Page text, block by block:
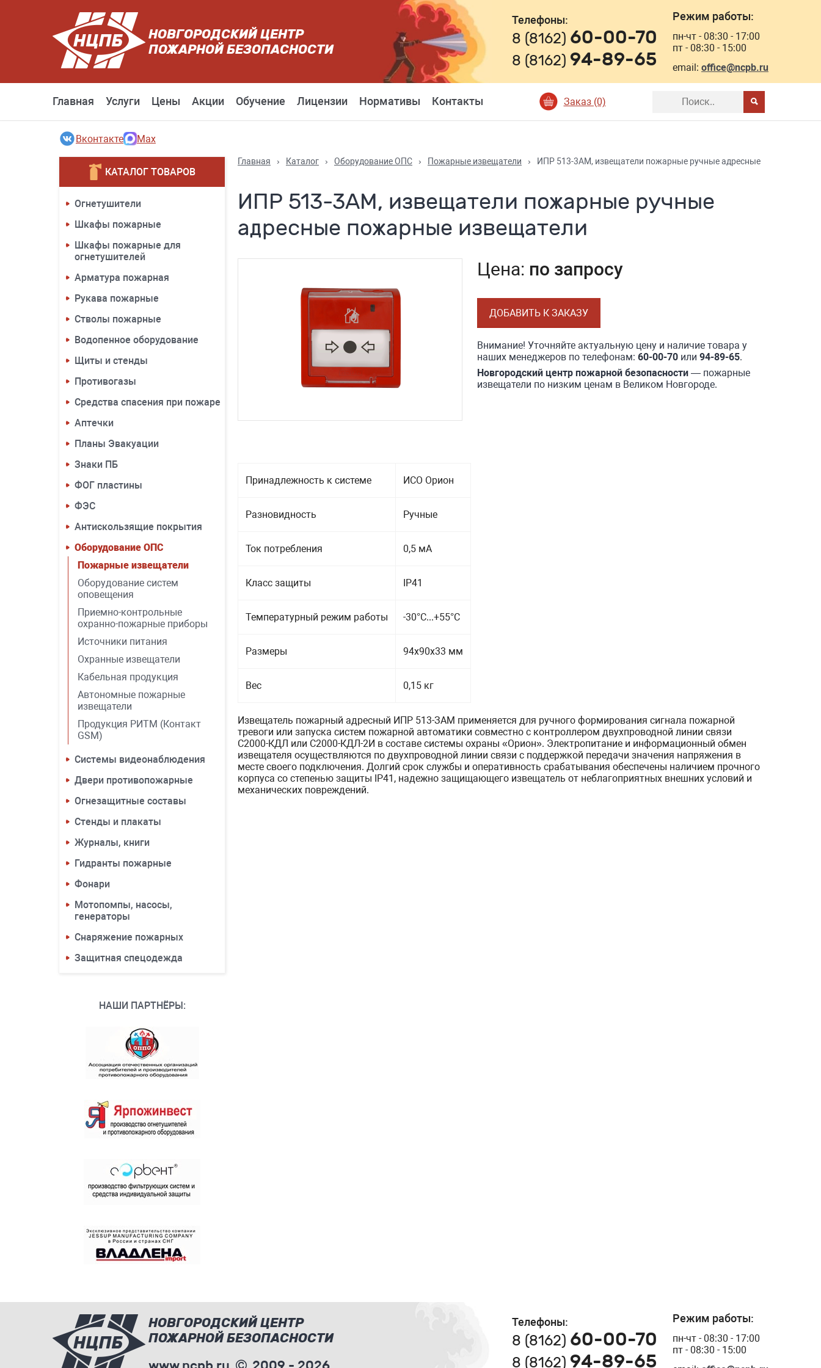
НОВГОРОДСКИЙ ЦЕНТР
ПОЖАРНОЙ БЕЗОПАСНОСТИ
Телефоны:
8 (8162) 60-00-70
8 (8162) 94-89-65
Режим работы:
пн-чт - 08:30 - 17:00
пт - 08:30 - 15:00
email: office@ncpb.ru
Главная Услуги Цены Акции Обучение Лицензии Нормативы Контакты Заказ (0)
Вконтакте Max
КАТАЛОГ ТОВАРОВ
Огнетушители
Шкафы пожарные
Шкафы пожарные для
огнетушителей
Арматура пожарная
Рукава пожарные
Стволы пожарные
Водопенное оборудование
Щиты и стенды
Противогазы
Средства спасения при пожаре
Аптечки
Планы Эвакуации
Знаки ПБ
ФОГ пластины
ФЭС
Антискользящие покрытия
Оборудование ОПС
Пожарные извещатели
Оборудование систем
оповещения
Приемно-контрольные
охранно-пожарные приборы
Источники питания
Охранные извещатели
Кабельная продукция
Автономные пожарные
извещатели
Продукция РИТМ (Контакт
GSM)
Системы видеонаблюдения
Двери противопожарные
Огнезащитные составы
Стенды и плакаты
Журналы, книги
Гидранты пожарные
Фонари
Мотопомпы, насосы,
генераторы
Снаряжение пожарных
Защитная спецодежда
НАШИ ПАРТНЁРЫ:
Главная › Каталог › Оборудование ОПС › Пожарные извещатели › ИПР 513-3АМ, извещатели пожарные ручные адресные
ИПР 513-3АМ, извещатели пожарные ручные
адресные пожарные извещатели
Цена: по запросу
ДОБАВИТЬ К ЗАКАЗУ
Внимание! Уточняйте актуальную цену и наличие товара у
наших менеджеров по телефонам: 60-00-70или 94-89-65.
Новгородский центр пожарной безопасности— пожарные
извещатели по низким ценам в Великом Новгороде.
Принадлежность к системе ИСО Орион
Разновидность Ручные
Ток потребления 0,5 мА
Класс защиты IР41
Температурный режим работы -30°C...+55°C
Размеры 94x90x33 мм
Вес 0,15 кг
Извещатель пожарный адресный ИПР 513-ЗАМ применяется для ручного формирования сигнала пожарной
тревоги или запуска систем пожарной автоматики совместно с контроллером двухпроводной линии связи
С2000-КДЛ или С2000-КДЛ-2И в составе системы охраны «Орион». Электропитание и информационный обмен
извещателя осуществляются по двухпроводной линии связи с поддержкой передачи значения напряжения в
месте своего подключения. Долгий срок службы и оперативность срабатывания обеспечены наличием прочного
корпуса со степенью защиты IP41, надежно защищающего извещатель от неблагоприятных внешних условий и
механических повреждений.
НОВГОРОДСКИЙ ЦЕНТР
ПОЖАРНОЙ БЕЗОПАСНОСТИ
www.ncpb.ru
2009 - 2026
Телефоны:
8 (8162) 60-00-70
8 (8162) 94-89-65
Режим работы:
пн-чт - 08:30 - 17:00
пт - 08:30 - 15:00